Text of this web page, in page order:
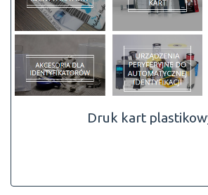
Druk kart